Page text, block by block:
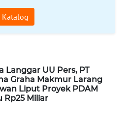
Katalog
Langgar UU Pers, PT
Graha Makmur Larang
Liput Proyek PDAM
Rp25 Miliar